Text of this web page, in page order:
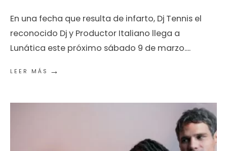
En una fecha que resulta de infarto, Dj Tennis el
reconocido Dj y Productor Italiano llega a
Lunática este próximo sábado 9 de marzo....
LEER MÁS →